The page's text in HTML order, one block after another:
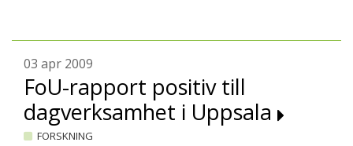
03 apr 2009
FoU-rapport positiv till
dagverksamhet i Uppsala
FORSKNING